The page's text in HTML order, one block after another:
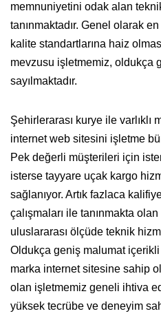
memnuniyetini odak alan
tanınmaktadır. Genel olarak
kalite standartlarına haiz
mevzusu işletmemiz, oldukça
sayılmaktadır.
Şehirlerarası kurye ile varlıklı
internet web sitesini işletme
Pek değerli müşterileri için
isterse tayyare uçak kargo
sağlanıyor. Artık fazlaca
çalışmaları ile tanınmakta
uluslararası ölçüde teknik
Oldukça geniş malumat içerikli
marka internet sitesine sahip
olan işletmemiz geneli ihtiva
yüksek tecrübe ve deneyim